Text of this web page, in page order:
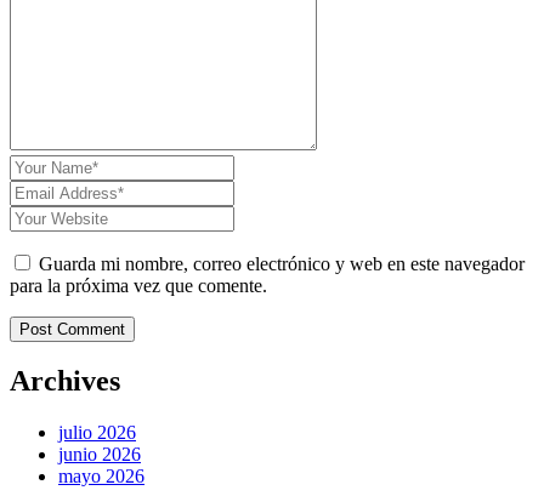
Guarda mi nombre, correo electrónico y web en este navegador
para la próxima vez que comente.
Post Comment
Archives
julio 2026
junio 2026
mayo 2026